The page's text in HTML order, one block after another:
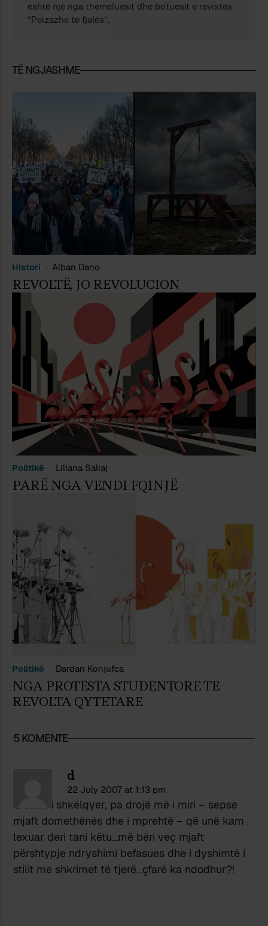
është një nga themeluesit dhe botuesit e revistës
“Peizazhe të fjalës”.
TË NGJASHME
Histori Alban Dano
REVOLTË, JO REVOLUCION
Politikë Liliana Saliaj
PARË NGA VENDI FQINJË
Politikë Dardan Konjufca
NGA PROTESTA STUDENTORE TE
REVOLTA QYTETARE
5 KOMENTE
d
22 July 2007 at 1:13 pm
Shkrim i shkëlqyer, pa drojë më i miri – sepse
mjaft domethënës dhe i mprehtë – që unë kam
lexuar deri tani këtu…më bëri veç mjaft
përshtypje ndryshimi befasues dhe i dyshimtë i
stilit me shkrimet të tjerë…çfarë ka ndodhur?!